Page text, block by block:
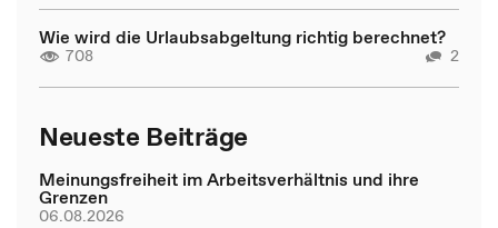
Wie wird die Urlaubsabgeltung richtig berechnet?
708 2
Neueste Beiträge
Meinungsfreiheit im Arbeitsverhältnis und ihre
Grenzen
06.08.2026